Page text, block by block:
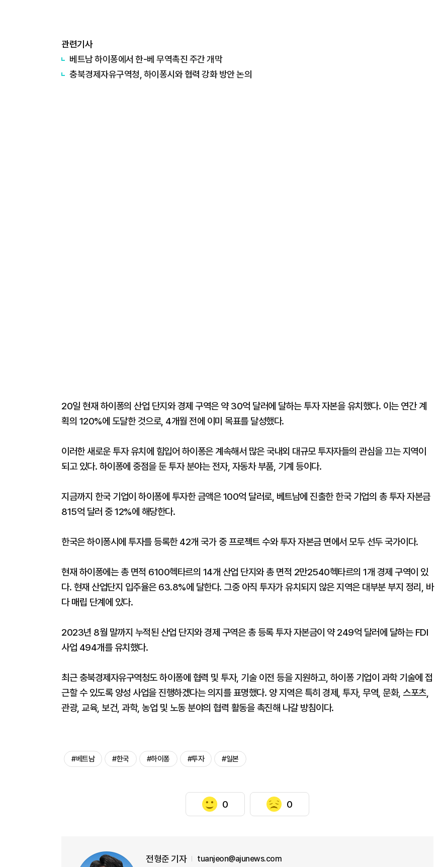
관련기사
베트남 하이퐁에서 한-베 무역촉진 주간 개막
충북경제자유구역청, 하이퐁시와 협력 강화 방안 논의
20일 현재 하이퐁의 산업 단지와 경제 구역은 약 30억 달러에 달하는 투자 자본을 유치했다. 이는 연간 계
획의 120%에 도달한 것으로, 4개월 전에 이미 목표를 달성했다.
이러한 새로운 투자 유치에 힘입어 하이퐁은 계속해서 많은 국내외 대규모 투자자들의 관심을 끄는 지역이
되고 있다. 하이퐁에 중점을 둔 투자 분야는 전자, 자동차 부품, 기계 등이다.
지금까지 한국 기업이 하이퐁에 투자한 금액은 100억 달러로, 베트남에 진출한 한국 기업의 총 투자 자본금
815억 달러 중 12%에 해당한다.
한국은 하이퐁시에 투자를 등록한 42개 국가 중 프로젝트 수와 투자 자본금 면에서 모두 선두 국가이다.
현재 하이퐁에는 총 면적 6100헥타르의 14개 산업 단지와 총 면적 2만2540헥타르의 1개 경제 구역이 있
다. 현재 산업단지 입주율은 63.8%에 달한다. 그중 아직 투자가 유치되지 않은 지역은 대부분 부지 정리, 바
다 매립 단계에 있다.
2023년 8월 말까지 누적된 산업 단지와 경제 구역은 총 등록 투자 자본금이 약 249억 달러에 달하는 FDI
사업 494개를 유치했다.
최근 충북경제자유구역청도 하이퐁에 협력 및 투자, 기술 이전 등을 지원하고, 하이퐁 기업이 과학 기술에 접
근할 수 있도록 양성 사업을 진행하겠다는 의지를 표명했다. 양 지역은 특히 경제, 투자, 무역, 문화, 스포츠,
관광, 교육, 보건, 과학, 농업 및 노동 분야의 협력 활동을 촉진해 나갈 방침이다.
#베트남 #한국 #하이퐁 #투자 #일본
0 0
전형준 기자 tuanjeon@ajunews.com